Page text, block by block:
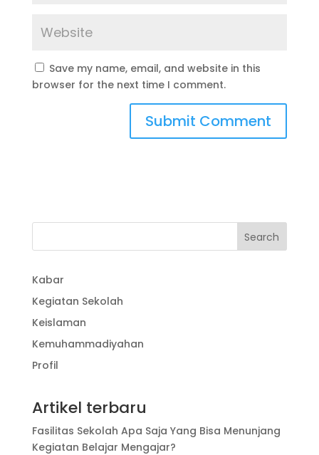
Save my name, email, and website in this
browser for the next time I comment.
Kabar
Kegiatan Sekolah
Keislaman
Kemuhammadiyahan
Profil
Artikel terbaru
Fasilitas Sekolah Apa Saja Yang Bisa Menunjang
Kegiatan Belajar Mengajar?